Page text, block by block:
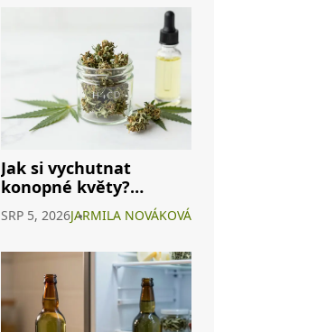
Jak si vychutnat
konopné květy?
Průvodce H4CBD a
dalšími způsoby užití
SRP 5, 2026JARMILA NOVÁKOVÁ